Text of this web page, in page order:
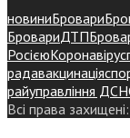
новиниБровари
БровариДТП
РосієюКоронавірус
радавакцинація
райуправління
Всі права